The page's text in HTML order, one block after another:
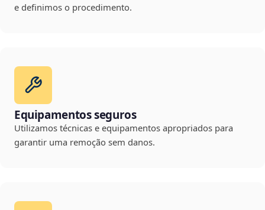
e definimos o procedimento.
Equipamentos seguros
Utilizamos técnicas e equipamentos apropriados para
garantir uma remoção sem danos.